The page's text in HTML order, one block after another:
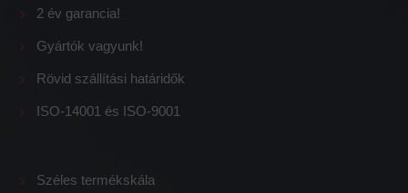
2 év garancia!
Gyártók vagyunk!
Rövid szállítási határidők
ISO-14001 és ISO-9001
Széles termékskála